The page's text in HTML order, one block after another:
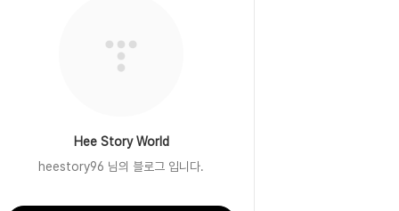
Hee Story World
heestory96 님의 블로그 입니다.